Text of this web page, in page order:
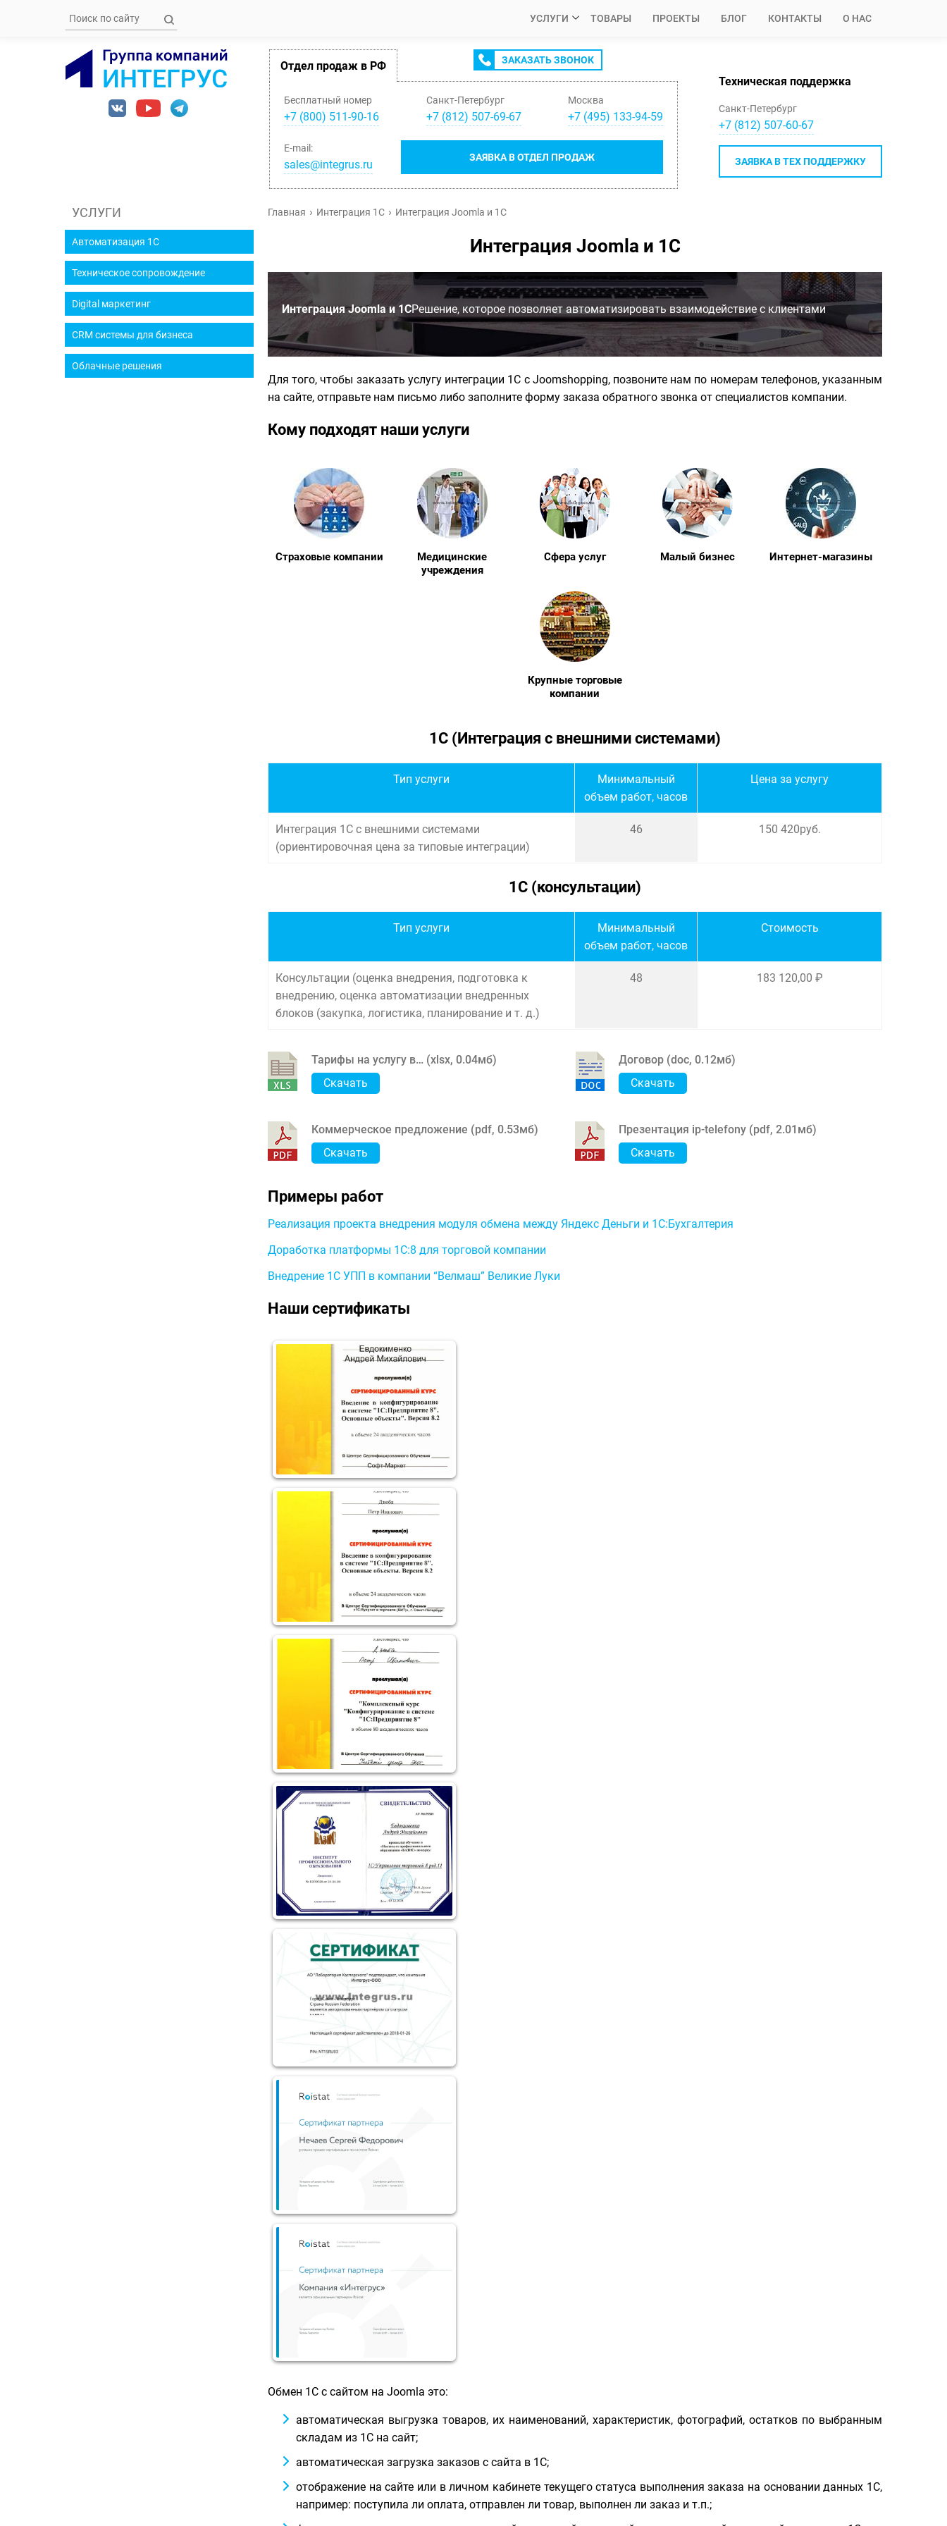
УСЛУГИ ТОВАРЫ ПРОЕКТЫ БЛОГ КОНТАКТЫ О НАС
Отдел продаж в РФ ЗАКАЗАТЬ ЗВОНОК
Бесплатный номер
+7 (800) 511-90-16
Санкт-Петербург
+7(812) 507-69-67
Москва
+7 (495) 133-94-59
ЗАЯВКА В ОТДЕЛ ПРОДАЖ
E-mail:
sales@integrus.ru
Техническая поддержка
Санкт-Петербург
+7 (812) 507-60-67
ЗАЯВКА В ТЕХ ПОДДЕРЖКУ
УСЛУГИ
Автоматизация 1С
Техническое сопровождение
Digital маркетинг
CRM системы для бизнеса
Облачные решения
Главная Интеграция 1С Интеграция Joomla и 1С
Интеграция Joomla и 1С
Интеграция Joomla и 1СРешение, которое позволяет автоматизировать взаимодействие с клиентами
Для того, чтобы заказать услугу интеграции 1С с Joomshopping, позвоните нам по номерам телефонов, указанным
на сайте, отправьте нам письмо либо заполните форму заказа обратного звонка от специалистов компании.
Кому подходят наши услуги
Страховые компании
Медицинские
учреждения
Сфера услуг Малый бизнес Интернет-магазины
Крупные торговые
компании
1С (Интеграция с внешними системами)
Тип услуги
Минимальный
объем работ, часов
Цена за услугу
Интеграция 1С с внешними системами
(ориентировочная цена за типовые интеграции)
46 150 420руб.
1С (консультации)
Тип услуги
Минимальный
объем работ, часов
Стоимость
Консультации (оценка внедрения, подготовка к
внедрению, оценка автоматизации внедренных
блоков (закупка, логистика, планирование и т. д.)
48 183 120,00 ₽
Тарифы на услугу в… (xlsx, 0.04мб)
Скачать
Договор (doc, 0.12мб)
Скачать
Коммерческое предложение (pdf, 0.53мб)
Скачать
Презентация ip-telefony (pdf, 2.01мб)
Скачать
Примеры работ
Реализация проекта внедрения модуля обмена между Яндекс Деньги и 1С:Бухгалтерия
Доработка платформы 1С:8 для торговой компании
Внедрение 1С УПП в компании “Велмаш” Великие Луки
Наши сертификаты
Обмен 1С с сайтом на Joomla это:
автоматическая выгрузка товаров, их наименований, характеристик, фотографий, остатков по выбранным
складам из 1С на сайт;
автоматическая загрузка заказов с сайта в 1С;
отображение на сайте или в личном кабинете текущего статуса выполнения заказа на основании данных 1С,
например: поступила ли оплата, отправлен ли товар, выполнен ли заказ и т.п.;